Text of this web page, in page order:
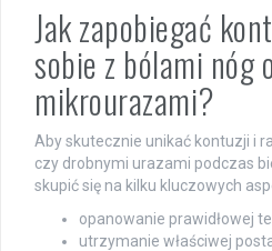
Jak zapobiegać
sobie z bólami nóg
mikrourazami?
Aby skutecznie unikać kontuzji i
czy drobnymi urazami podczas
skupić się na kilku kluczowych
opanowanie prawidłowej
utrzymanie właściwej